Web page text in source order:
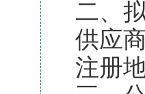
二、
供应
注册